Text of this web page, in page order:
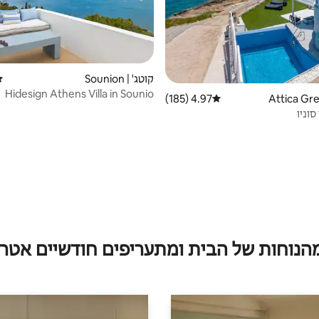
דירוג ממוצע של 4.97 מתוך 5, 185 ביקורות
4.97 (185)
קוטג' | Sounion
Hidesign Athens Villa in Sounio
של הבית ומתעריפים חודשיים